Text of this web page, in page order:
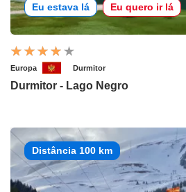
Eu estava lá Eu quero ir lá
Europa Durmitor
Durmitor - Lago Negro
Distância 100 km